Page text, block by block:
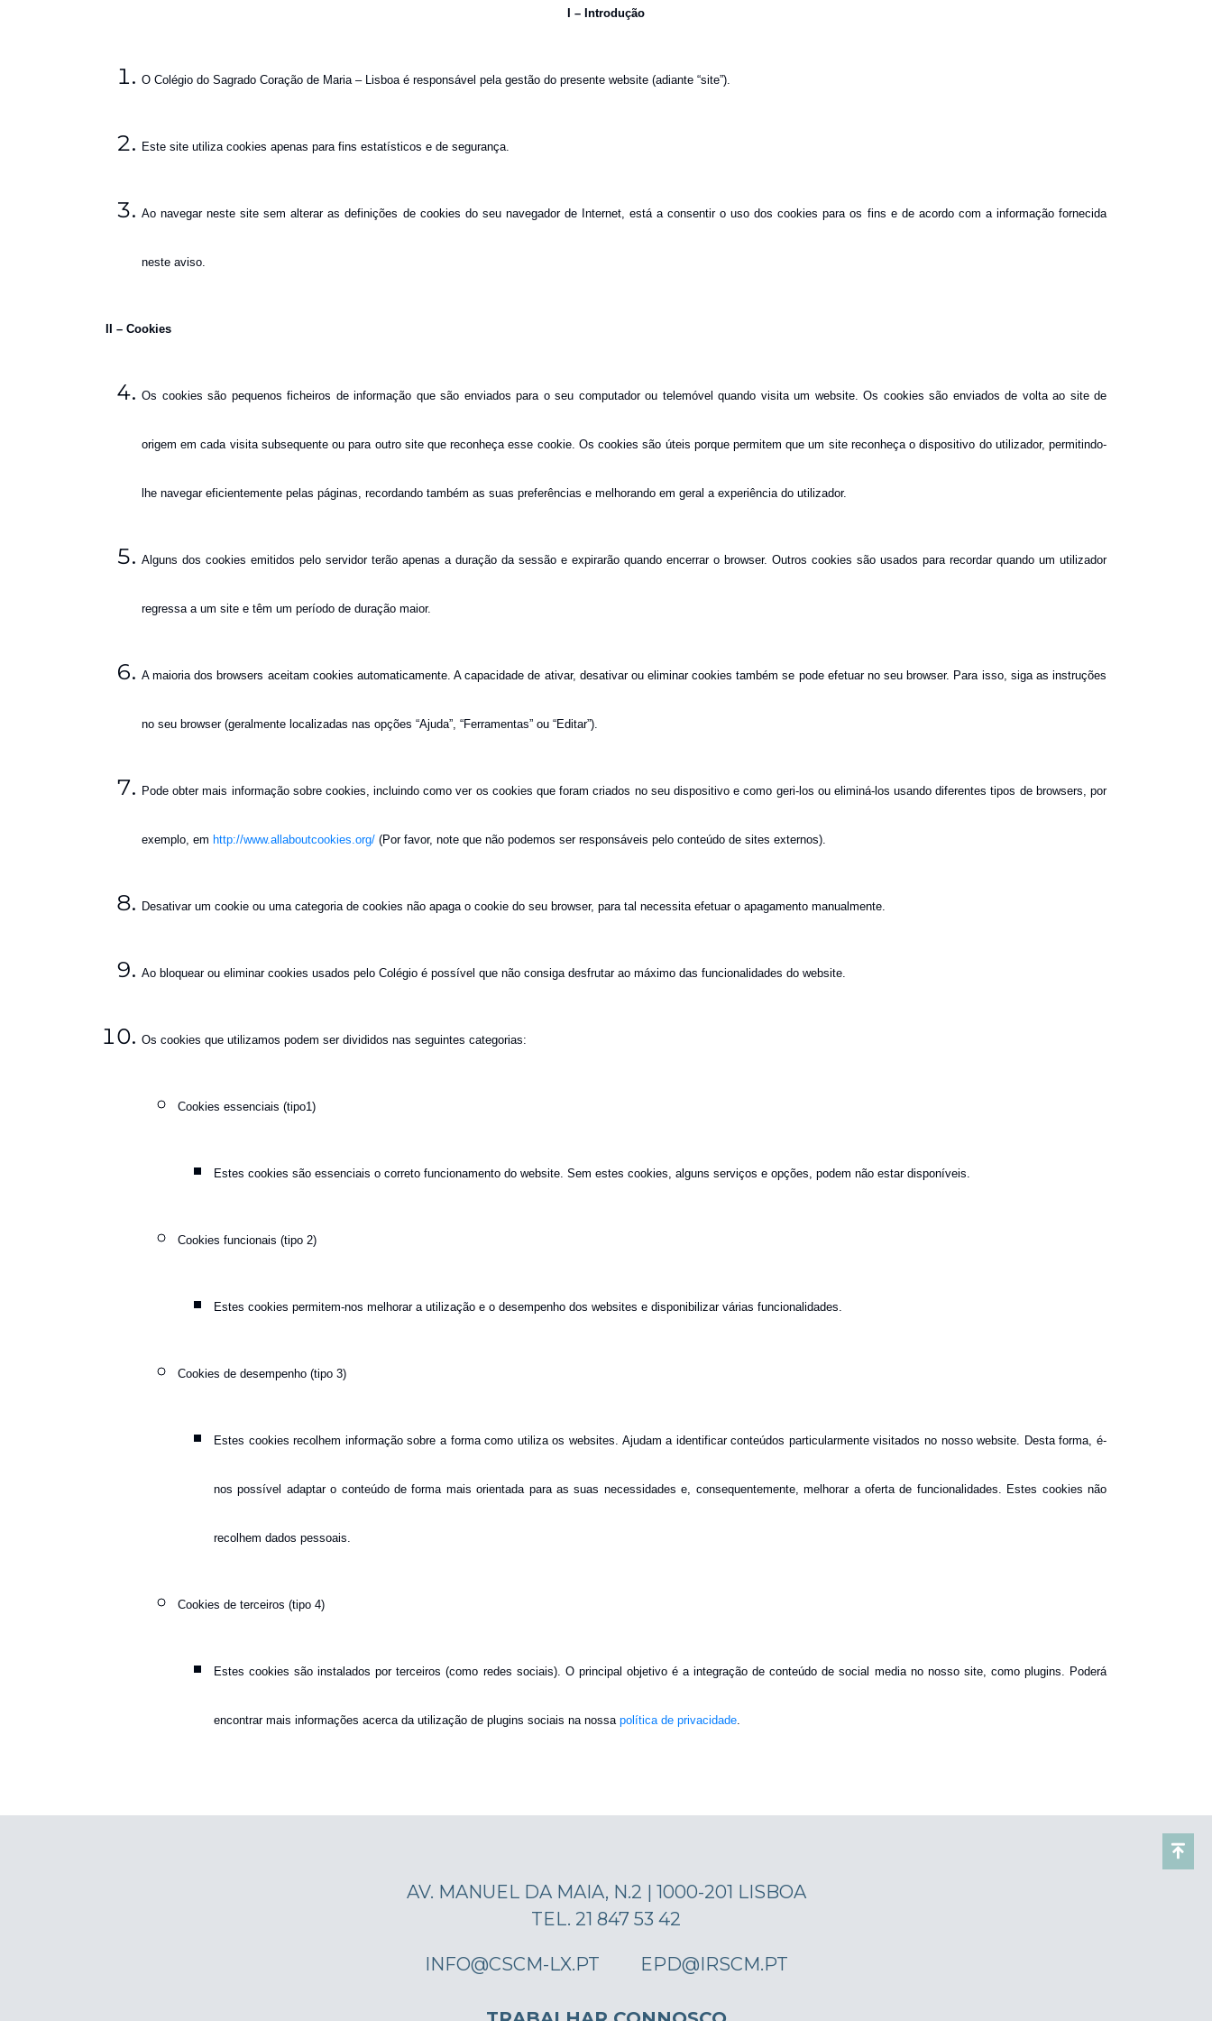
I – Introdução
O Colégio do Sagrado Coração de Maria – Lisboa é responsável pela gestão do presente website (adiante “site”).
Este site utiliza cookies apenas para fins estatísticos e de segurança.
Ao navegar neste site sem alterar as definições de cookies do seu navegador de Internet, está a consentir o uso dos cookies para os fins e de acordo com a informação fornecida
neste aviso.
II – Cookies
Os cookies são pequenos ficheiros de informação que são enviados para o seu computador ou telemóvel quando visita um website. Os cookies são enviados de volta ao site de
origem em cada visita subsequente ou para outro site que reconheça esse cookie. Os cookies são úteis porque permitem que um site reconheça o dispositivo do utilizador, permitindo-
lhe navegar eficientemente pelas páginas, recordando também as suas preferências e melhorando em geral a experiência do utilizador.
Alguns dos cookies emitidos pelo servidor terão apenas a duração da sessão e expirarão quando encerrar o browser. Outros cookies são usados para recordar quando um utilizador
regressa a um site e têm um período de duração maior.
A maioria dos browsers aceitam cookies automaticamente. A capacidade de ativar, desativar ou eliminar cookies também se pode efetuar no seu browser. Para isso, siga as instruções
no seu browser (geralmente localizadas nas opções “Ajuda”, “Ferramentas” ou “Editar”).
Pode obter mais informação sobre cookies, incluindo como ver os cookies que foram criados no seu dispositivo e como geri-los ou eliminá-los usando diferentes tipos de browsers, por
exemplo, em http://www.allaboutcookies.org/ (Por favor, note que não podemos ser responsáveis pelo conteúdo de sites externos).
Desativar um cookie ou uma categoria de cookies não apaga o cookie do seu browser, para tal necessita efetuar o apagamento manualmente.
Ao bloquear ou eliminar cookies usados pelo Colégio é possível que não consiga desfrutar ao máximo das funcionalidades do website.
Os cookies que utilizamos podem ser divididos nas seguintes categorias:
Cookies essenciais (tipo1)
Estes cookies são essenciais o correto funcionamento do website. Sem estes cookies, alguns serviços e opções, podem não estar disponíveis.
Cookies funcionais (tipo 2)
Estes cookies permitem-nos melhorar a utilização e o desempenho dos websites e disponibilizar várias funcionalidades.
Cookies de desempenho (tipo 3)
Estes cookies recolhem informação sobre a forma como utiliza os websites. Ajudam a identificar conteúdos particularmente visitados no nosso website. Desta forma, é-
nos possível adaptar o conteúdo de forma mais orientada para as suas necessidades e, consequentemente, melhorar a oferta de funcionalidades. Estes cookies não
recolhem dados pessoais.
Cookies de terceiros (tipo 4)
Estes cookies são instalados por terceiros (como redes sociais). O principal objetivo é a integração de conteúdo de social media no nosso site, como plugins. Poderá
encontrar mais informações acerca da utilização de plugins sociais na nossa política de privacidade.
AV. MANUEL DA MAIA, N.2 | 1000-201 LISBOA
TEL. 21 847 53 42
INFO@CSCM-LX.PT EPD@IRSCM.PT